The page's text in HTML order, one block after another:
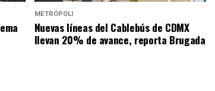
METRÓPOLI
Nuevas líneas del Cablebús de CDMX
llevan 20% de avance, reporta Brugada